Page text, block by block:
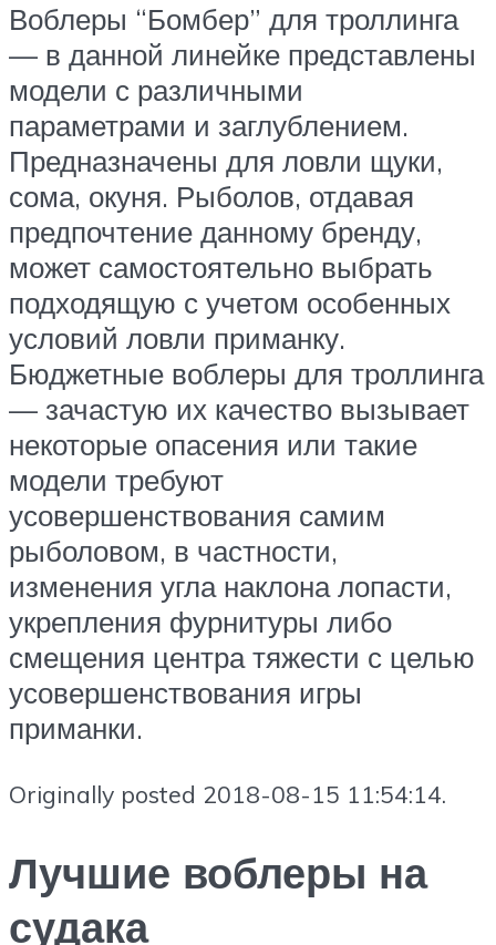
Воблеры “Бомбер” для троллинга
— в данной линейке представлены
модели с различными
параметрами и заглублением.
Предназначены для ловли щуки,
сома, окуня. Рыболов, отдавая
предпочтение данному бренду,
может самостоятельно выбрать
подходящую с учетом особенных
условий ловли приманку.
Бюджетные воблеры для троллинга
— зачастую их качество вызывает
некоторые опасения или такие
модели требуют
усовершенствования самим
рыболовом, в частности,
изменения угла наклона лопасти,
укрепления фурнитуры либо
смещения центра тяжести с целью
усовершенствования игры
приманки.
Originally posted 2018-08-15 11:54:14.
Лучшие воблеры на
судака